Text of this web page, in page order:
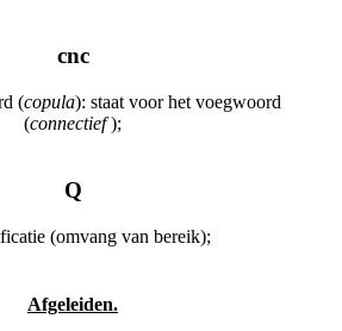
cnc
(copula): staat voor het voegwoord
(connectief);
Q
(omvang van bereik);
Afgeleiden.